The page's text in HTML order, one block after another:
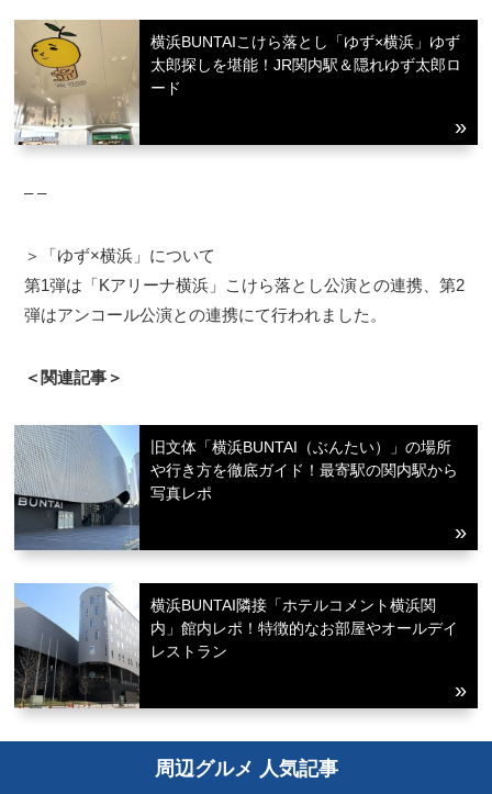
横浜BUNTAIこけら落とし「ゆず×横浜」ゆず
太郎探しを堪能！JR関内駅＆隠れゆず太郎ロ
ード
– –
＞「ゆず×横浜」について
第1弾は「Kアリーナ横浜」こけら落とし公演との連携、第2
弾はアンコール公演との連携にて行われました。
＜関連記事＞
旧文体「横浜BUNTAI（ぶんたい）」の場所
や行き方を徹底ガイド！最寄駅の関内駅から
写真レポ
横浜BUNTAI隣接「ホテルコメント横浜関
内」館内レポ！特徴的なお部屋やオールデイ
レストラン
周辺グルメ 人気記事